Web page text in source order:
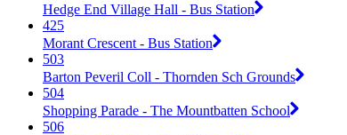
Hedge End Village Hall - Bus Station
425
Morant Crescent - Bus Station
503
Barton Peveril Coll - Thornden Sch Grounds
504
Shopping Parade - The Mountbatten School
506